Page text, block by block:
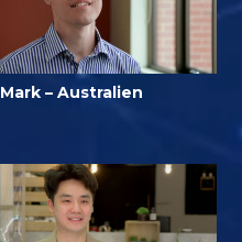
Mark – Australien